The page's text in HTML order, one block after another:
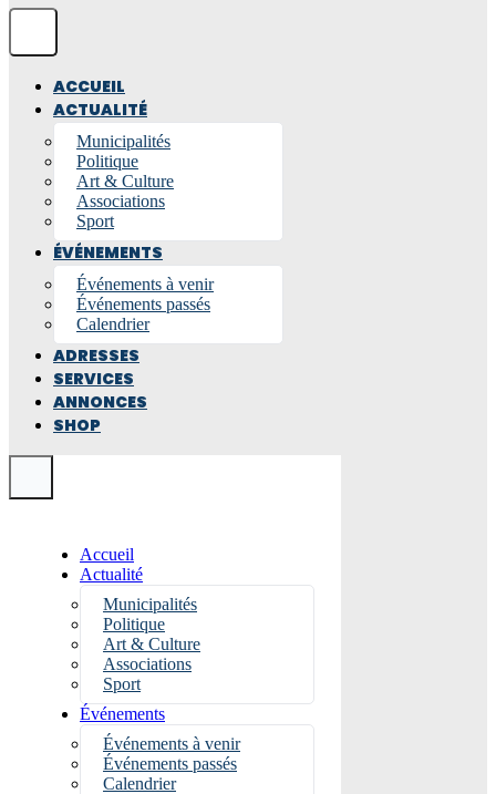
ACCUEIL
ACTUALITÉ
Municipalités
Politique
Art & Culture
Associations
Sport
ÉVÉNEMENTS
Événements à venir
Événements passés
Calendrier
ADRESSES
SERVICES
ANNONCES
SHOP
Accueil
Actualité
Municipalités
Politique
Art & Culture
Associations
Sport
Événements
Événements à venir
Événements passés
Calendrier